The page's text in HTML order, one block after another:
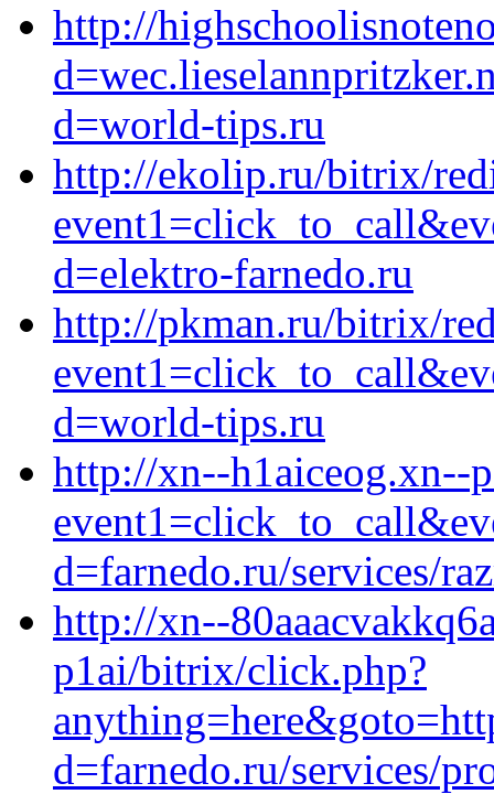
http://
d=world-tips.ru
http://ekolip.ru/bitrix/
d=elektro-farnedo.ru
http://pkman.ru/bitrix/
d=world-tips.ru
http://xn--h1aiceog.xn--
d=farnedo.ru/services/
http://xn--
p1ai/bitrix/click.php?
d=farnedo.ru/services/